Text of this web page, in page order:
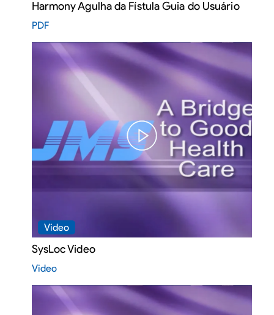
Harmony Agulha da Fístula Guia do Usuário
PDF
Video
SysLoc Video
Video